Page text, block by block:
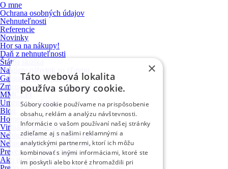
O mne
Ochrana osobných údajov
Nehnuteľnosti
Referencie
Novinky
Hor sa na nákupy!
Daň z nehnuteľnosti
Štátna skúška
Nakúpte nábytok so zľavou
Garančný fond NARKS
Zmena poplatkov na katastri
MMCEPI
Umenie so zľavou
Blog
Homestaging
Virtuálny homestaging
Nehnuteľnosť si predám sám
Nehnuteľnosť sa predá sama
Preverená nehnuteľnosť
Ako predať byt 1
×
Táto webová lokalita
používa súbory cookie.
Súbory cookie používame na prispôsobenie
obsahu, reklám a analýzu návštevnosti.
Informácie o vašom používaní našej stránky
zdieľame aj s našimi reklamnými a
analytickými partnermi, ktorí ich môžu
kombinovať s inými informáciami, ktoré ste
im poskytli alebo ktoré zhromaždili pri